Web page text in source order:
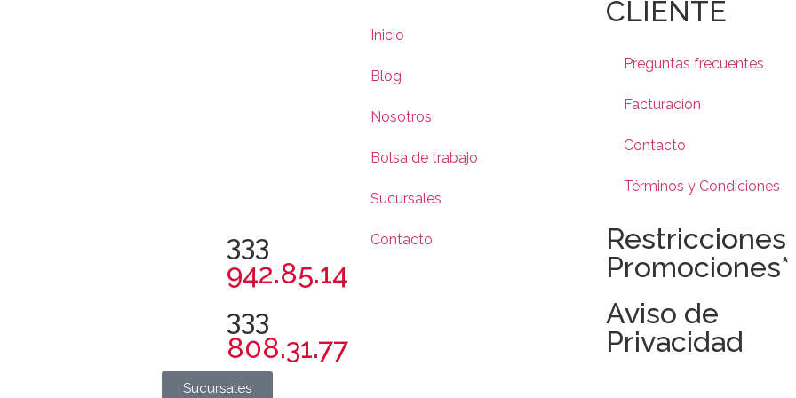
333
942.85.14
333
808.31.77
Sucursales
Inicio
Blog
Nosotros
Bolsa de trabajo
Sucursales
Contacto
CLIENTE
Preguntas frecuentes
Facturación
Contacto
Términos y Condiciones
Restricciones
Promociones*
Aviso de
Privacidad